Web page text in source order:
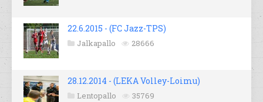
22.6.2015 - (FC Jazz-TPS)
Jalkapallo 28666
28.12.2014 - (LEKA Volley-Loimu)
Lentopallo 35769